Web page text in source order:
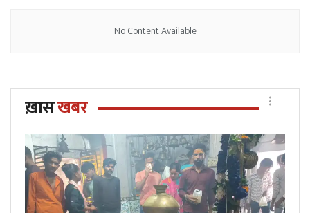
No Content Available
ख़ासखबर